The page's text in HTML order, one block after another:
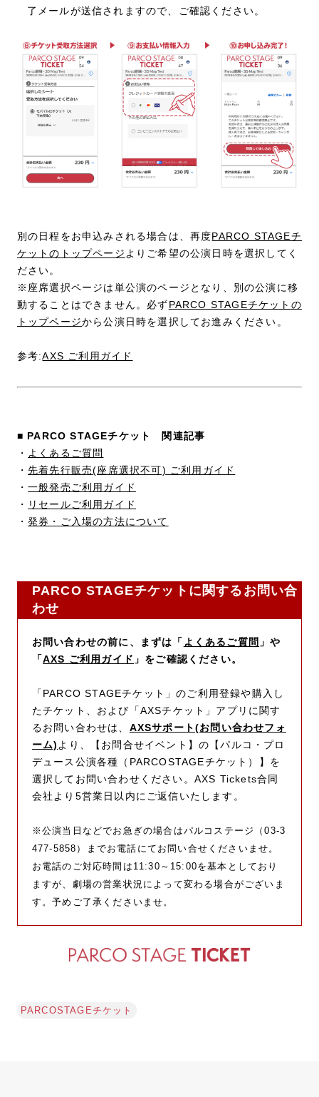
了メールが送信されますので、ご確認ください。
別の日程をお申込みされる場合は、再度PARCO STAGEチ
ケットのトップページ よりご希望の公演日時を選択してく
ださい。
※座席選択ページは単公演のページとなり、別の公演に移
動することはできません。必ずPARCO STAGEチケットの
トップページから公演日時を選択してお進みください。
参考:AXS ご利用ガイド
■ PARCO STAGEチケット 関連記事
・ よくあるご質問
・先着先行販売(座席選択不可) ご利用ガイド
・一般発売ご利用ガイド
・ リセールご利用ガイド
・発券・ご入場の方法について
PARCO STAGEチケットに関するお問い合
わせ
お問い合わせの前に、まずは「 よくあるご質問 」や
「AXS ご利用ガイド 」をご確認ください。
「PARCO STAGEチケット」のご利用登録や購入し
たチケット、および「AXSチケット」アプリに関す
るお問い合わせは、 AXSサポート(お問い合わせフォ
ーム) より、【お問合せイベント】の【パルコ・プロ
デュース公演各種（PARCOSTAGEチケット）】を
選択してお問い合わせください。AXS Tickets合同
会社より5営業日以内にご返信いたします。
※公演当日などでお急ぎの場合はパルコステージ（03-3
477-5858）までお電話にてお問い合せくださいませ。
お電話のご対応時間は11:30～15:00を基本としており
ますが、劇場の営業状況によって変わる場合がございま
す。予めご了承くださいませ。
PARCOSTAGEチケット